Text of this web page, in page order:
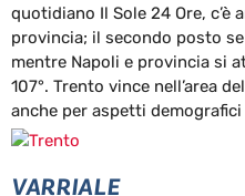
quotidiano Il Sole 24 Ore, c’è
provincia; il secondo posto
mentre Napoli e provincia si
107°. Trento vince nell’area
anche per aspetti
VARRIALE